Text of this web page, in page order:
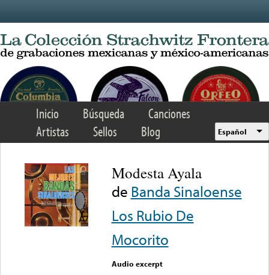
Inicio Búsqueda
Canciones
Artistas
Sellos Blog Español
Modesta Ayala
de Banda Sinaloense
Los Rubio De
Mocorito
Audio excerpt